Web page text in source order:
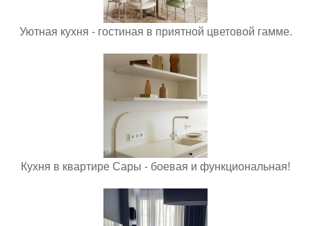
Уютная кухня - гостиная в приятной цветовой гамме.
Кухня в квартире Сары - боевая и функциональная!